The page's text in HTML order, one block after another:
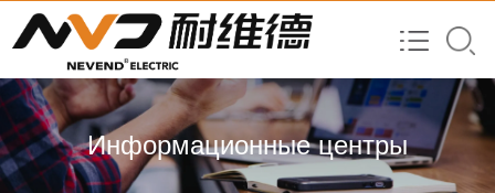
Информационные центры